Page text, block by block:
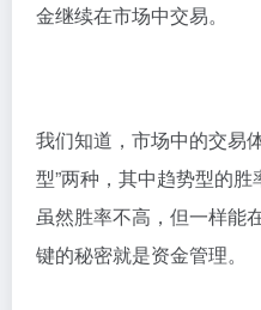
金继续在市场中交易。
我们知道，市场中的交易
型”两种，其中趋势型的胜
虽然胜率不高，但一样能
键的秘密就是资金管理。